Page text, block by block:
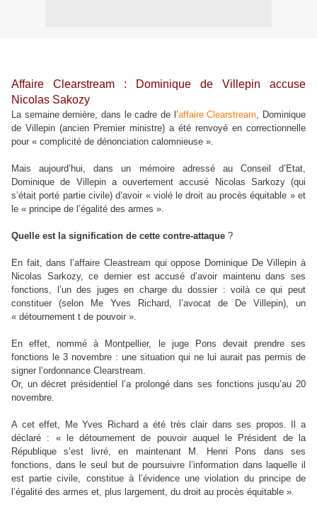
Affaire Clearstream : Dominique de Villepin accuse
Nicolas Sakozy
La semaine dernière, dans le cadre de l’affaire Clearstream, Dominique
de Villepin (ancien Premier ministre) a été renvoyé en correctionnelle
pour « complicité de dénonciation calomnieuse ».
Mais aujourd’hui, dans un mémoire adressé au Conseil d’Etat,
Dominique de Villepin a ouvertement accusé Nicolas Sarkozy (qui
s’était porté partie civile) d’avoir « violé le droit au procès équitable » et
le « principe de l’égalité des armes ».
Quelle est la signification de cette contre-attaque ?
En fait, dans l’affaire Cleastream qui oppose Dominique De Villepin à
Nicolas Sarkozy, ce dernier est accusé d’avoir maintenu dans ses
fonctions, l’un des juges en charge du dossier : voilà ce qui peut
constituer (selon Me Yves Richard, l’avocat de De Villepin), un
« détournement t de pouvoir ».
En effet, nommé à Montpellier, le juge Pons devait prendre ses
fonctions le 3 novembre : une situation qui ne lui aurait pas permis de
signer l’ordonnance Clearstream.
Or, un décret présidentiel l’a prolongé dans ses fonctions jusqu’au 20
novembre.
A cet effet, Me Yves Richard a été très clair dans ses propos. Il a
déclaré : « le détournement de pouvoir auquel le Président de la
République s’est livré, en maintenant M. Henri Pons dans ses
fonctions, dans le seul but de poursuivre l’information dans laquelle il
est partie civile, constitue à l’évidence une violation du principe de
l’égalité des armes et, plus largement, du droit au procès équitable ».